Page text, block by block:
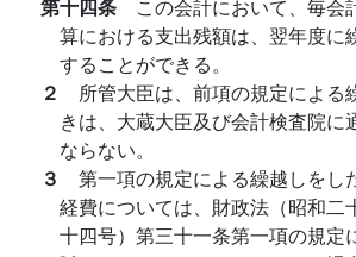
第十四条 この会計において、毎会
算における支出残額は、翌年度に
することができる。
２ 所管大臣は、前項の規定による
きは、大蔵大臣及び会計検査院に
ならない。
３ 第一項の規定による繰越しをし
経費については、財政法（昭和二
十四号）第三十一条第一項の規定